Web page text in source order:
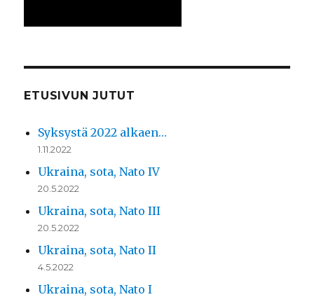
ETUSIVUN JUTUT
Syksystä 2022 alkaen…
1.11.2022
Ukraina, sota, Nato IV
20.5.2022
Ukraina, sota, Nato III
20.5.2022
Ukraina, sota, Nato II
4.5.2022
Ukraina, sota, Nato I